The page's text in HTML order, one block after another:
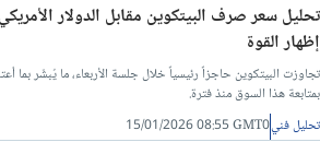
تحليل سعر صرف البيتكوين مقابل الدولار
إظهار القوة
تجاوزت البيتكوين حاجزاً رئيسياً خلال جلسة الأربعاء، ما يُبشّر بما
بمتابعة هذا السوق منذ فترة.
تحليل فني15/01/2026 08:55 GMT0